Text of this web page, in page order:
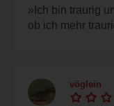
»Ich bin traurig
ob ich mehr
vöglein